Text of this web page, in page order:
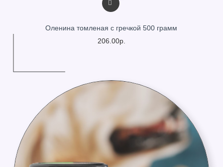
Оленина томленая с гречкой 500 грамм
206.00р.